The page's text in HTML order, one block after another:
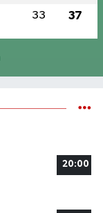
33 37
20:00